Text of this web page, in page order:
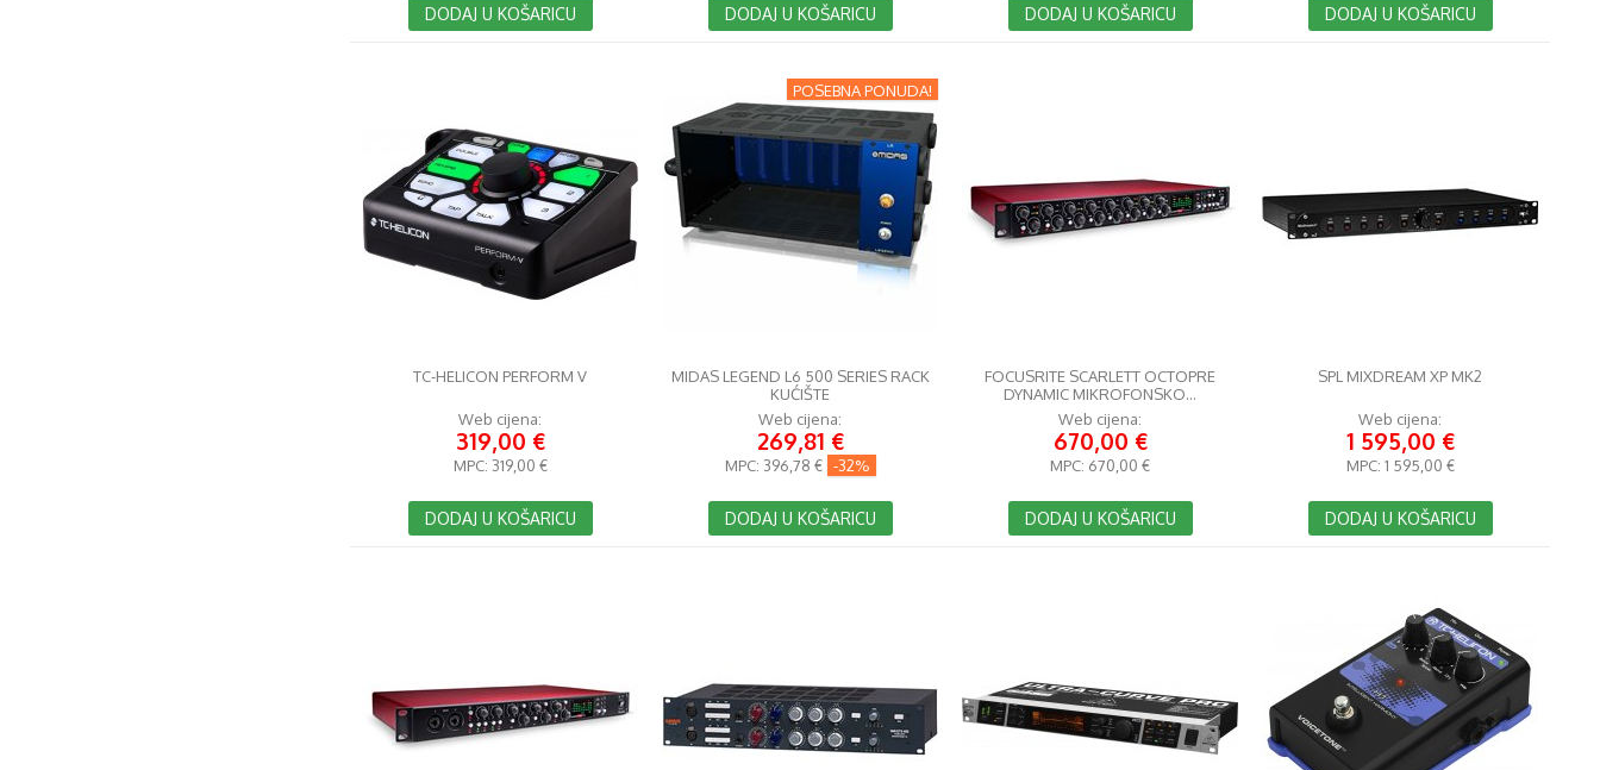
DODAJ U KOŠARICU DODAJ U KOŠARICU DODAJ U KOŠARICU DODAJ U KOŠARICU
TC-HELICON PERFORM V
Web cijena:
319,00 €
MPC: 319,00 €
DODAJ U KOŠARICU
POSEBNA PONUDA!
MIDAS LEGEND L6 500 SERIES RACK
KUĆIŠTE
Web cijena:
269,81 €
MPC: 396,78 € -32%
DODAJ U KOŠARICU
FOCUSRITE SCARLETT OCTOPRE
DYNAMIC MIKROFONSKO...
Web cijena:
670,00 €
MPC: 670,00 €
DODAJ U KOŠARICU
SPL MIXDREAM XP MK2
Web cijena:
1 595,00 €
MPC: 1 595,00 €
DODAJ U KOŠARICU